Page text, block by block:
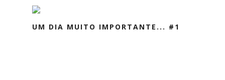
UM DIA MUITO IMPORTANTE... #1